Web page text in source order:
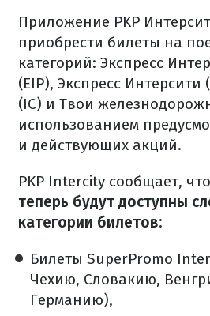
Приложение PKP
приобрести билеты на
категорий: Экспресс
(EIP), Экспресс Интерсити
(IC) и Твои
использованием
и действующих акций.
PKP Intercity сообщает, что
теперь будут доступны
категории билетов:
Билеты SuperPromo
Чехию, Словакию,
Германию),